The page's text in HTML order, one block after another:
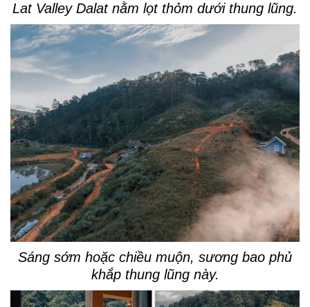
Lat Valley Dalat nằm lọt thỏm dưới thung lũng.
Sáng sớm hoặc chiều muộn, sương bao phủ
khắp thung lũng này.